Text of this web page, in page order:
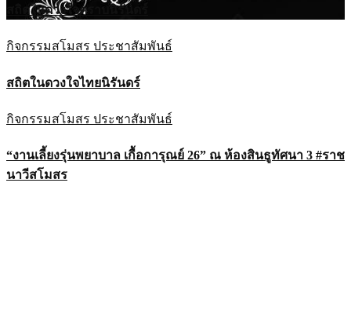
สถิตในดวงใจตราบนิรันดร์
กิจกรรมสโมสร ประชาสัมพันธ์
สถิตในดวงใจไทยนิรันดร์
กิจกรรมสโมสร ประชาสัมพันธ์
“งานเลี้ยงรุ่นพยาบาล เกื้อการุณย์ 26” ณ ห้องสินธูทัศนา 3 #ราช
นาวีสโมสร